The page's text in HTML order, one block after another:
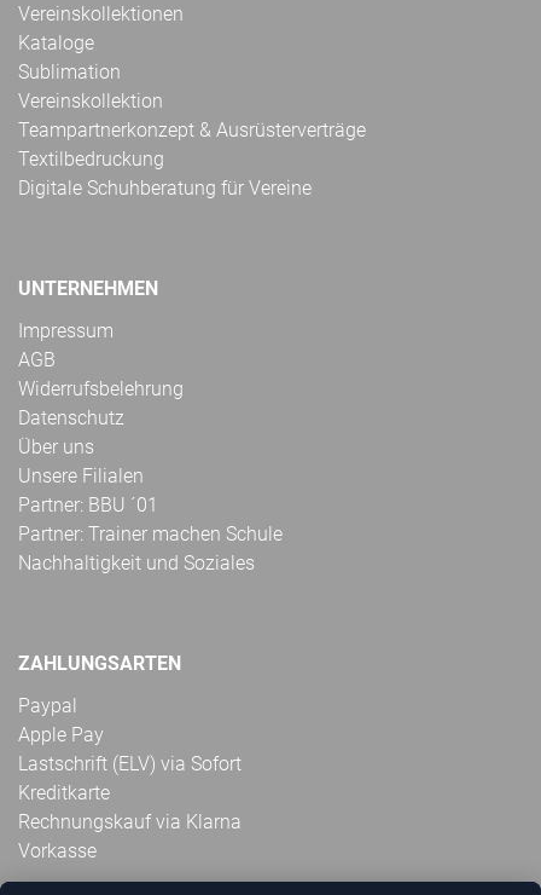
Vereinskollektionen
Kataloge
Sublimation
Vereinskollektion
Teampartnerkonzept & Ausrüsterverträge
Textilbedruckung
Digitale Schuhberatung für Vereine
UNTERNEHMEN
Impressum
AGB
Widerrufsbelehrung
Datenschutz
Über uns
Unsere Filialen
Partner: BBU ´01
Partner: Trainer machen Schule
Nachhaltigkeit und Soziales
ZAHLUNGSARTEN
Paypal
Apple Pay
Lastschrift (ELV) via Sofort
Kreditkarte
Rechnungskauf via Klarna
Vorkasse